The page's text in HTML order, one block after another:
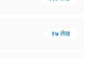
१७ लेख